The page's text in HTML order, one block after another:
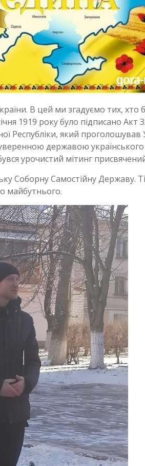
В цей ми згадуємо тих, хто
1919 року було підписано Акт
Республіки, який
державою
урочистий мітинг
Соборну Самостійну Державу.
майбутнього.